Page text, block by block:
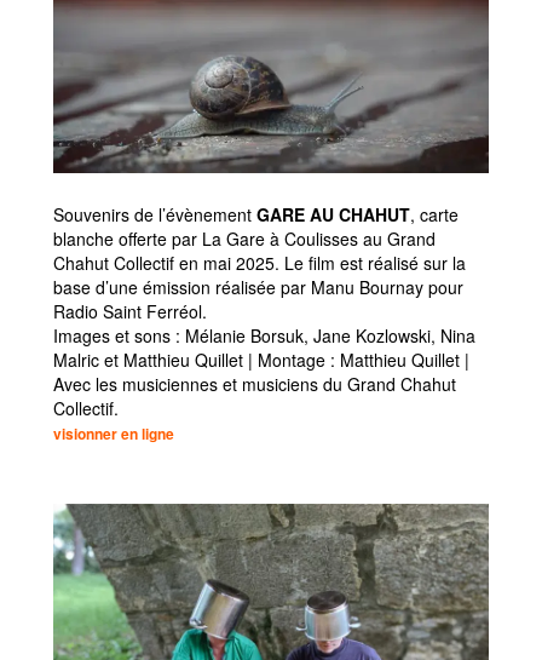
Souvenirs de l’évènementGARE AU CHAHUT, carte
blanche offerte par La Gare à Coulisses au Grand
Chahut Collectif en mai 2025. Le film est réalisé sur la
base d’une émission réalisée par Manu Bournay pour
Radio Saint Ferréol.
Images et sons : Mélanie Borsuk, Jane Kozlowski, Nina
Malric et Matthieu Quillet | Montage : Matthieu Quillet |
Avec les musiciennes et musiciens du Grand Chahut
Collectif.
visionner en ligne